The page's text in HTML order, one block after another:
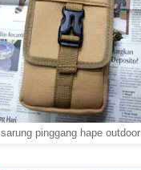
sarung pinggang hape outdoor